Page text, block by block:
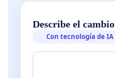
Describe el
Con tecnología de IA